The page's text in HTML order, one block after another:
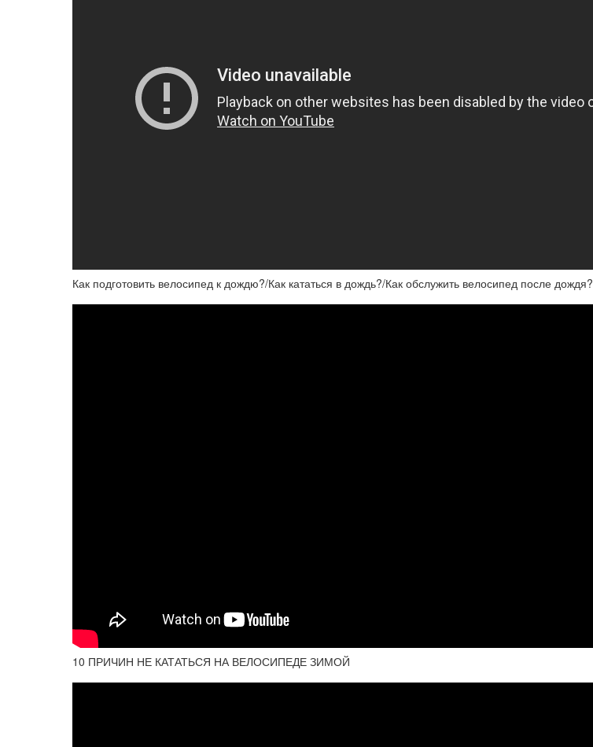
Как подготовить велосипед к дождю?/Как кататься в дождь?/Как обслужить велосипед после дождя?
10 ПРИЧИН НЕ КАТАТЬСЯ НА ВЕЛОСИПЕДЕ ЗИМОЙ